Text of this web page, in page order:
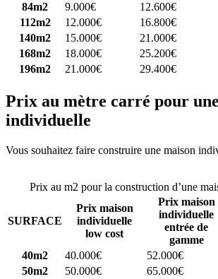
84m2
9.000€ 12.600€
112m2
12.000€ 16.800€
140m2
15.000€ 21.000€
168m2
18.000€ 25.200€
196m2
21.000€ 29.400€
Prix au mètre carré pour
individuelle
Vous souhaitez faire construire une maison
Prix au m2 pour la construction d’une
SURFACE
Prix maison
individuelle
low cost
Prix maison
individuelle
entrée de
gamme
40m2
40.000€ 52.000€
50m2
50.000€ 65.000€